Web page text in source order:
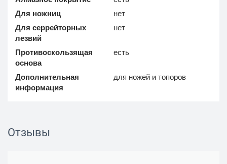
Для ножниц
нет
Для серрейторных
лезвий
нет
Противоскользящая
основа
есть
Дополнительная
информация
для ножей и топоров
Отзывы